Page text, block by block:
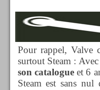
Pour rappel, Valve
surtout Steam : Avec
son catalogueet 6
Steam est sans